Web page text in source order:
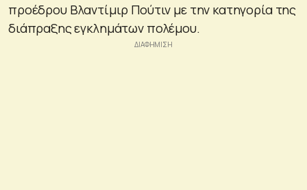
προέδρου Βλαντίμιρ Πούτιν με την κατηγορία της
διάπραξης εγκλημάτων πολέμου.